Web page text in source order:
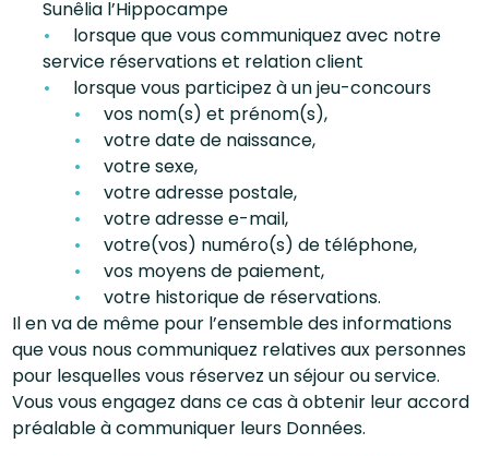
Sunêlia l’Hippocampe
lorsque que vous communiquez avec notre
service réservations et relation client
lorsque vous participez à un jeu-concours
vos nom(s) et prénom(s),
votre date de naissance,
votre sexe,
votre adresse postale,
votre adresse e-mail,
votre(vos) numéro(s) de téléphone,
vos moyens de paiement,
votre historique de réservations.
Il en va de même pour l’ensemble des informations
que vous nous communiquez relatives aux personnes
pour lesquelles vous réservez un séjour ou service.
Vous vous engagez dans ce cas à obtenir leur accord
préalable à communiquer leurs Données.